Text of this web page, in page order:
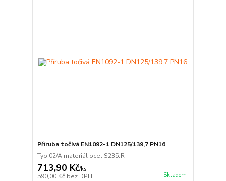
Příruba točivá EN1092-1 DN125/139,7 PN16
Typ 02/A materiál ocel S235JR
713,90 Kč/ks
590,00 Kč bez DPH Skladem